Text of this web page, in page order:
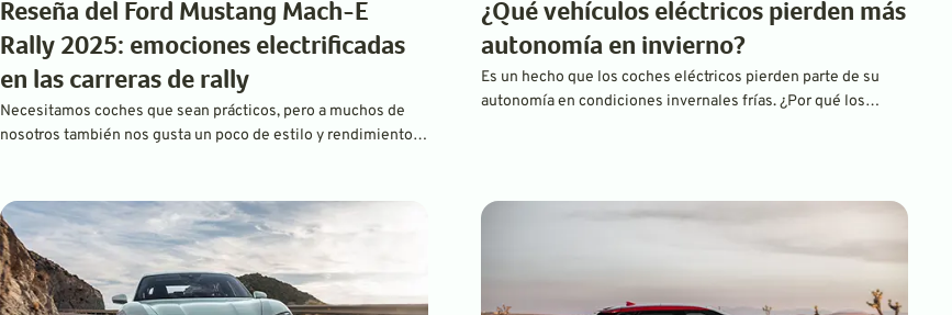
Reseña del Ford Mustang Mach-E
Rally 2025: emociones electrificadas
en las carreras de rally
Necesitamos coches que sean prácticos, pero a muchos de
nosotros también nos gusta un poco de estilo y rendimiento.
¿Qué vehículos eléctricos pierden más
autonomía en invierno?
Es un hecho que los coches eléctricos pierden parte de su
autonomía en condiciones invernales frías. ¿Por qué los